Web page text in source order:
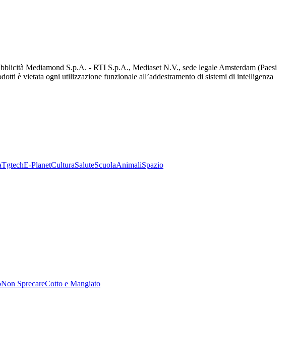
Mediamond S.p.A. - RTI S.p.A., Mediaset N.V., sede legale Amsterdam (Paesi
è vietata ogni utilizzazione funzionale all’addestramento di sistemi di intelligenza
TgtechE-PlanetCulturaSaluteScuolaAnimaliSpazio
Non SprecareCotto e Mangiato